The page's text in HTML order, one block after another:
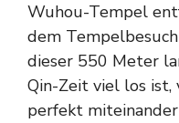
Wuhou-Tempel
dem
dieser 550 Meter
Qin-Zeit viel los
perfekt